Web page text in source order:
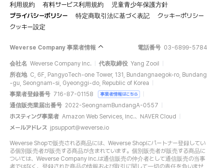
利用規約 有料サービス利用規約
児童青少年保護方針
プライバシーポリシー
特定商取引法に基づく表記
クッキーポリシー
クッキー設定
Weverse Company 事業者情報 電話番号 03-6899-5784
会社名 Weverse Company Inc. 代表取締役 Yang Zooil
所在地 C, 6F, PangyoTech-one Tower, 131, Bundangnaegok-ro, Bundang
-gu, Seongnam-si, Gyeonggi-do, Republic of Korea
事業者登録番号 716-87-01158 事業者情報はこちら
通信販売業届出番号 2022-SeongnamBundangA-0557
ホスティング事業者 Amazon Web Services, Inc.、NAVER Cloud
メールアドレス jpsupport@weverse.io
Weverse Shopで販売される商品には、Weverse Shopにパートナー登録してい
る個別販売者が販売する商品が含まれています。個別販売者が販売する商品に
ついては、Weverse Company Inc.は通信販売の仲介者として通信販売の当事
者ではなく、登録された商品の情報および取引に関して一切の責任を負いませ